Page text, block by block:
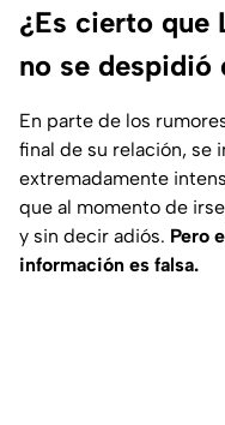
¿Es cierto que
no se despidió
En parte de los
final de su relación, se
extremadamente
que al momento de
y sin decir adiós. Pero
información es falsa.